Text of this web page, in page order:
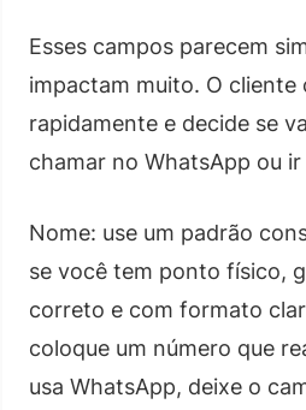
Esses campos parecem
impactam muito. O cliente
rapidamente e decide se
chamar no WhatsApp ou
Nome: use um padrão
se você tem ponto físico,
correto e com formato
coloque um número que
usa WhatsApp, deixe o